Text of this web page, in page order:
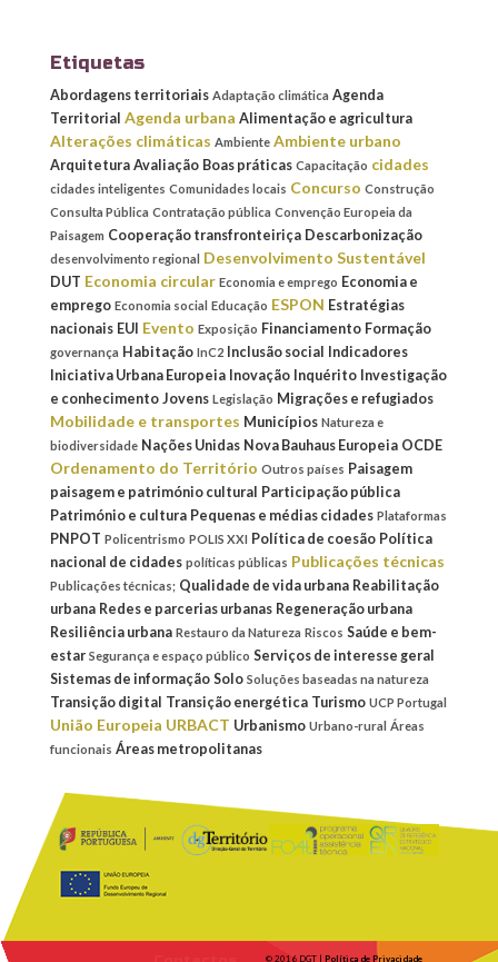
Etiquetas
Abordagens territoriais Adaptação climática Agenda
Territorial Agenda urbana Alimentação e agricultura
Alterações climáticas Ambiente Ambiente urbano
Arquitetura Avaliação Boas práticas Capacitação cidades
cidades inteligentes Comunidades locais Concurso Construção
Consulta Pública Contratação pública Convenção Europeia da
Paisagem Cooperação transfronteiriça Descarbonização
desenvolvimento regional Desenvolvimento Sustentável
DUT Economia circular Economia e emprego Economia e
emprego Economia social Educação ESPON Estratégias
nacionais EUI Evento Exposição Financiamento Formação
governança Habitação InC2 Inclusão social
Indicadores
Iniciativa Urbana Europeia Inovação Inquérito Investigação
e conhecimento Jovens Legislação Migrações e refugiados
Mobilidade e transportes Municípios Natureza e
biodiversidade Nações Unidas Nova Bauhaus Europeia OCDE
Ordenamento do Território Outros países Paisagem
paisagem e património cultural Participação pública
Património e cultura Pequenas e médias cidades Plataformas
PNPOT Policentrismo POLIS XXI Política de coesão Política
nacional de cidades políticas públicas Publicações técnicas
Publicações técnicas; Qualidade de vida urbana Reabilitação
urbana Redes e parcerias urbanas Regeneração urbana
Resiliência urbana Restauro da Natureza Riscos Saúde e bem-
estar Segurança e espaço público Serviços de interesse geral
Sistemas de informação Solo Soluções baseadas na natureza
Transição digital Transição energética Turismo UCP Portugal
União Europeia URBACT Urbanismo Urbano-rural Áreas
funcionais Áreas metropolitanas
© 2016 DGT | Política de Privacidade